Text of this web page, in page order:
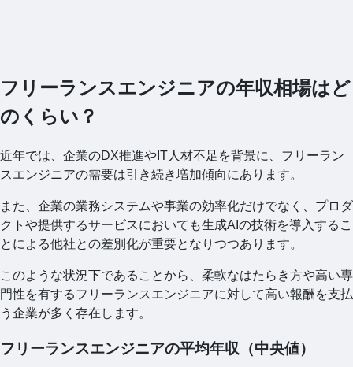
フリーランスエンジニアの年収相場はど
のくらい？
近年では、企業のDX推進やIT人材不足を背景に、フリーラン
スエンジニアの需要は引き続き増加傾向にあります。
また、企業の業務システムや事業の効率化だけでなく、プロダ
クトや提供するサービスにおいても生成AIの技術を導入するこ
とによる他社との差別化が重要となりつつあります。
このような状況下であることから、柔軟なはたらき方や高い専
門性を有するフリーランスエンジニアに対して高い報酬を支払
う企業が多く存在します。
フリーランスエンジニアの平均年収（中央値）